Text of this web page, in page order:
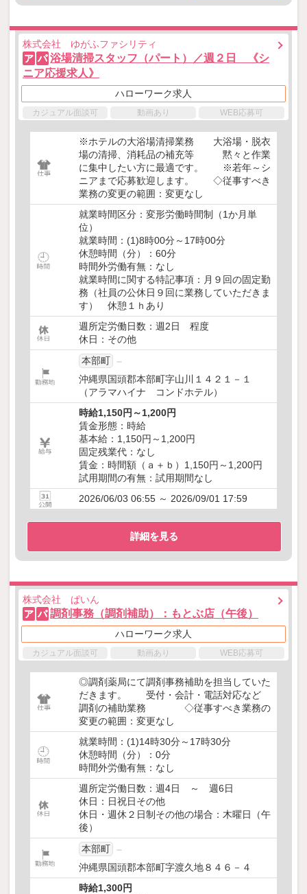
株式会社 ゆがふファシリティ
ア パ 浴場清掃スタッフ（パート）／週２日 《シ
ニア応援求人》
ハローワーク求人
カジュアル面談可 動画あり WEB応募可
※ホテルの大浴場清掃業務 大浴場・脱衣
場の清掃、消耗品の補充等 黙々と作業
に集中したい方に最適です。 ※若年～シ
ニアまで応募歓迎します。 ◇従事すべき
業務の変更の範囲：変更なし
就業時間区分：変形労働時間制（1か月単
位）
就業時間：(1)8時00分～17時00分
休憩時間（分）：60分
時間外労働有無：なし
就業時間に関する特記事項：月９回の固定勤
務（社員の公休日９回に業務していただきま
す） 休憩１ｈあり
週所定労働日数：週2日 程度
休日：その他
本部町
沖縄県国頭郡本部町字山川１４２１－１
（アラマハイナ コンドホテル）
時給1,150円～1,200円
賃金形態：時給
基本給：1,150円～1,200円
固定残業代：なし
賃金：時間額（ａ＋ｂ）1,150円～1,200円
試用期間の有無：試用期間なし
2026/06/03 06:55 ～ 2026/09/01 17:59
詳細を見る
株式会社 ぱいん
ア パ 調剤事務（調剤補助）：もとぶ店（午後）
ハローワーク求人
カジュアル面談可 動画あり WEB応募可
◎調剤薬局にて調剤事務補助を担当していた
だきます。 受付・会計・電話対応など
調剤の補助業務 ◇従事すべき業務の
変更の範囲：変更なし
就業時間：(1)14時30分～17時30分
休憩時間（分）：0分
時間外労働有無：なし
週所定労働日数：週4日 ～ 週6日
休日：日祝日その他
休日・週休２日制その他の場合：木曜日（午
後）
本部町
沖縄県国頭郡本部町字渡久地８４６－４
時給1,300円